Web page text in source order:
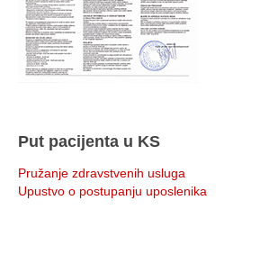
Put pacijenta u KS
Pružanje zdravstvenih usluga
Upustvo o postupanju uposlenika